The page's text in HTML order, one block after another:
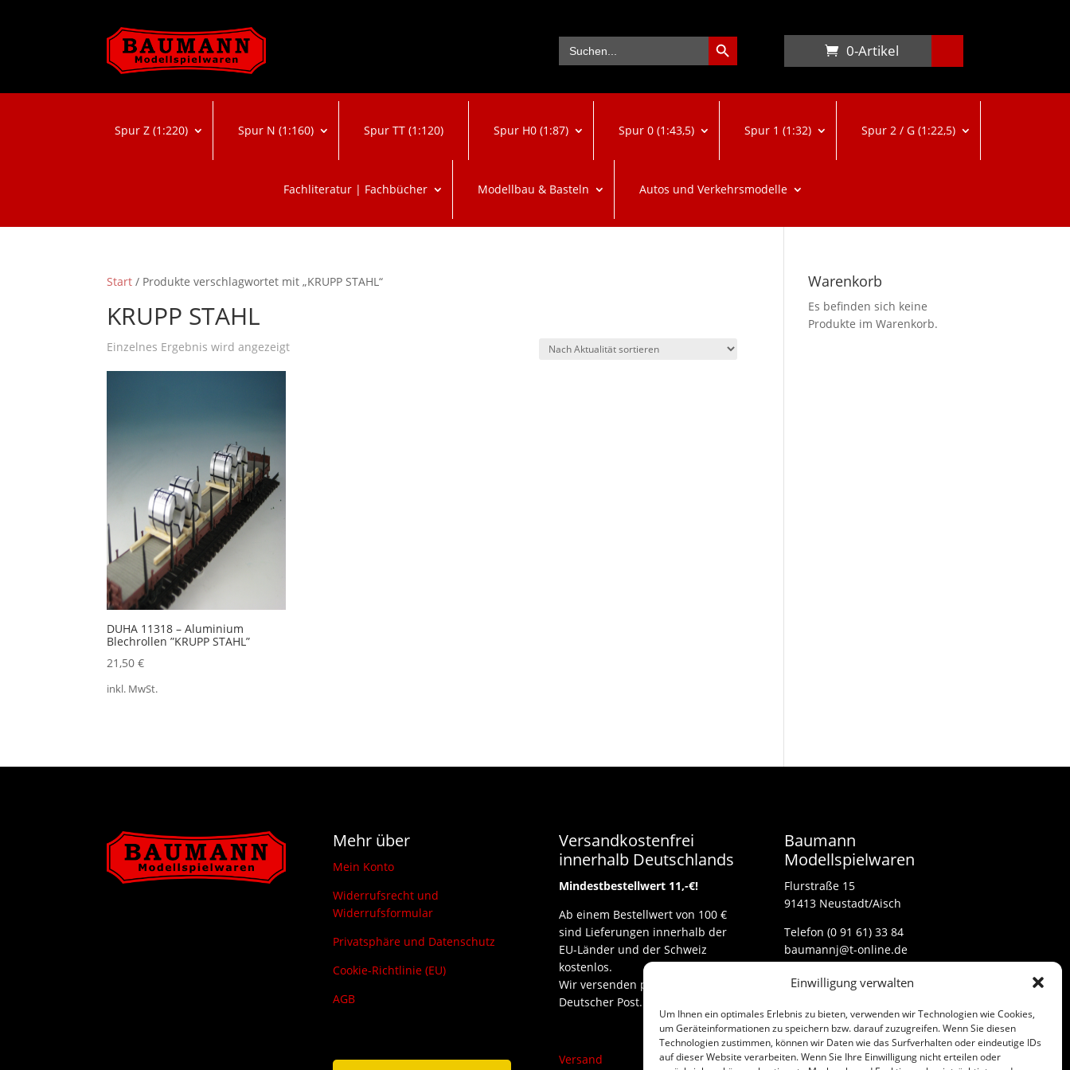
Einwilligung verwalten
Um Ihnen ein optimales Erlebnis zu bieten, verwenden wir Technologien wie Cookies,
um Geräteinformationen zu speichern bzw. darauf zuzugreifen. Wenn Sie diesen
Technologien zustimmen, können wir Daten wie das Surfverhalten oder eindeutige IDs
auf dieser Website verarbeiten. Wenn Sie Ihre Einwilligung nicht erteilen oder
Search
for:
Search Button
0-Artikel
Spur Z (1:220) Spur N (1:160) Spur TT (1:120) Spur H0 (1:87) Spur 0 (1:43,5) Spur 1 (1:32) Spur 2 / G (1:22,5)
Fachliteratur | Fachbücher Modellbau & Basteln Autos und Verkehrsmodelle
Start / Produkte verschlagwortet mit „KRUPP STAHL“
KRUPP STAHL
Einzelnes Ergebnis wird angezeigt
DUHA 11318 – Aluminium
Blechrollen ”KRUPP STAHL”
21,50€
inkl. MwSt.
Warenkorb
Es befinden sich keine
Produkte im Warenkorb.
Mehr über
Mein Konto
Widerrufsrecht und
Widerrufsformular
Privatsphäre und Datenschutz
Cookie-Richtlinie (EU)
AGB
Versandkostenfrei
innerhalb Deutschlands
Mindestbestellwert 11,-€!
Ab einem Bestellwert von 100 €
sind Lieferungen innerhalb der
EU-Länder und der Schweiz
kostenlos.
Wir versenden per DHL und
Deutscher Post.
Versand
Baumann
Modellspielwaren
Flurstraße 15
91413 Neustadt/Aisch
Telefon (0 91 61) 33 84
baumannj@t-online.de
Kontakt
Impressum